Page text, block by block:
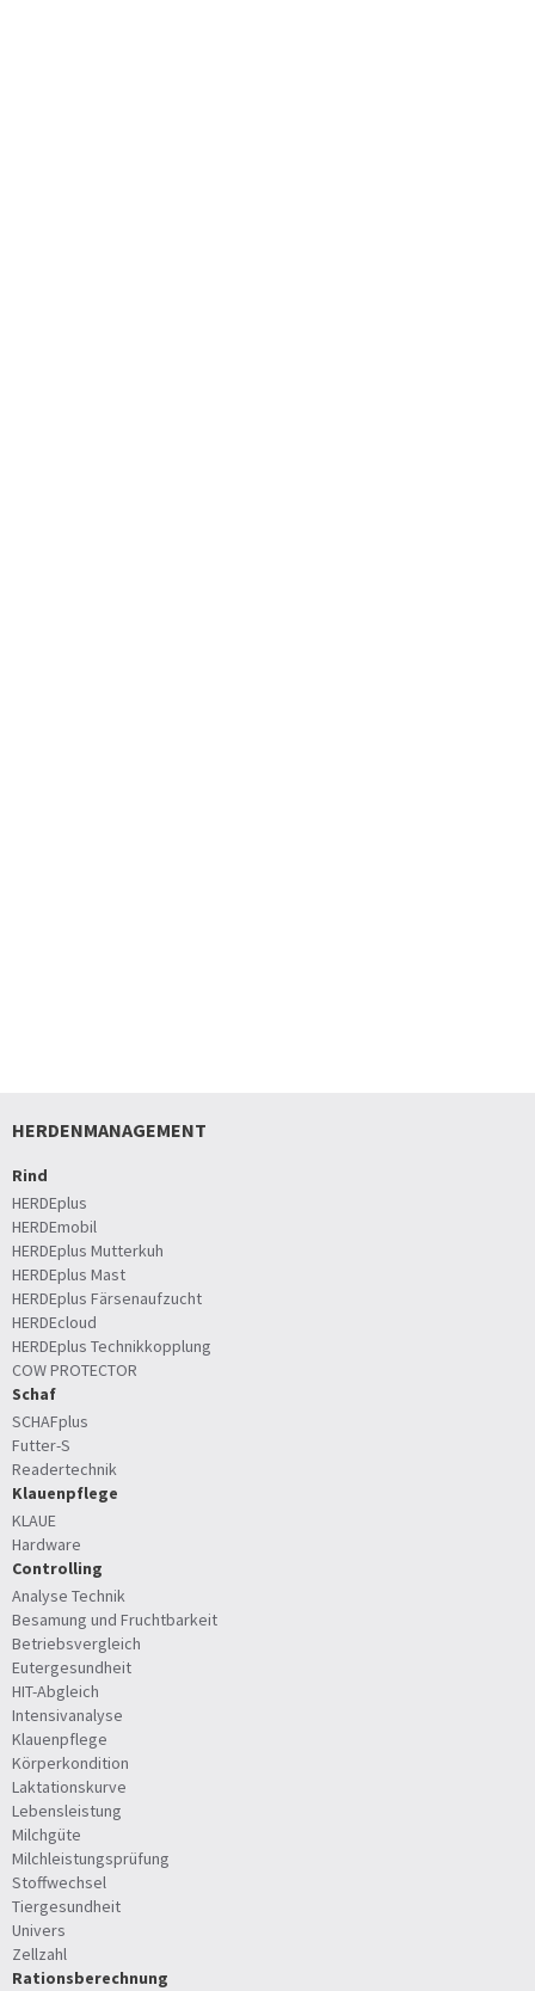
HERDENMANAGEMENT
Rind
HERDEplus
HERDEmobil
HERDEplus Mutterkuh
HERDEplus Mast
HERDEplus Färsenaufzucht
HERDEcloud
HERDEplus Technikkopplung
COW PROTECTOR
Schaf
SCHAFplus
Futter-S
Readertechnik
Klauenpflege
KLAUE
Hardware
Controlling
Analyse Technik
Besamung und Fruchtbarkeit
Betriebsvergleich
Eutergesundheit
HIT-Abgleich
Intensivanalyse
Klauenpflege
Körperkondition
Laktationskurve
Lebensleistung
Milchgüte
Milchleistungsprüfung
Stoffwechsel
Tiergesundheit
Univers
Zellzahl
Rationsberechnung